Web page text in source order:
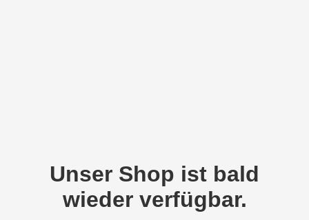
Unser Shop ist bald
wieder verfügbar.